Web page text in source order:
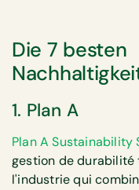
Die 7 besten
1. Plan A
Plan A Sustainability
gestion de
l'industrie qui